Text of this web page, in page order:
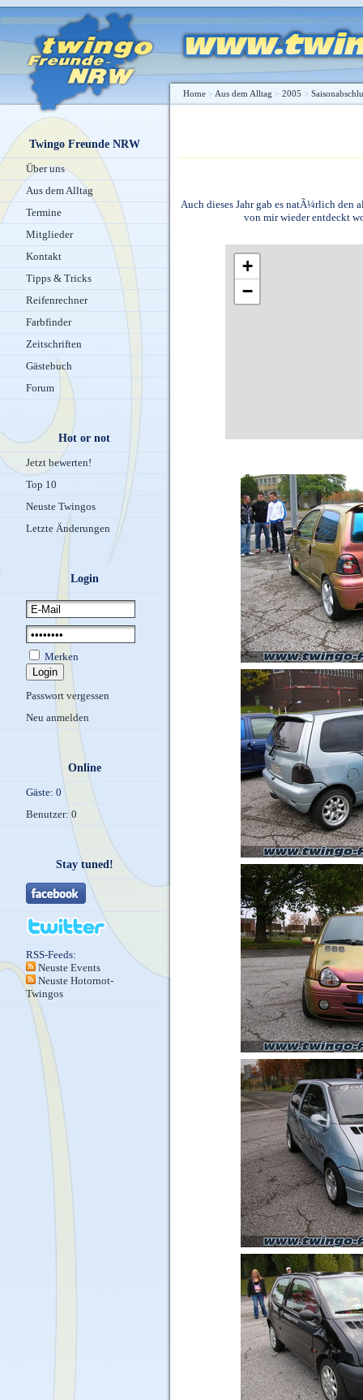
Home > Aus dem Alltag > 2005 >
Twingo Freunde NRW
Über uns
Aus dem Alltag
Termine
Mitglieder
Kontakt
Tipps & Tricks
Reifenrechner
Farbfinder
Zeitschriften
Gästebuch
Forum
Hot or not
Jetzt bewerten!
Top 10
Neuste Twingos
Letzte Änderungen
Login
Merken
Passwort vergessen
Neu anmelden
Online
Gäste: 0
Benutzer: 0
Stay tuned!
RSS-Feeds:
Neuste Events
Neuste Hotornot-
Twingos
Auch dieses Jahr gab es natÃ¼rlich den
von mir wieder entdeckt
+
−